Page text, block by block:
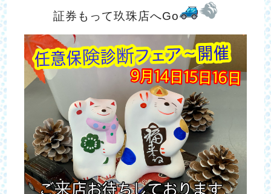
証券もって玖珠店へGo